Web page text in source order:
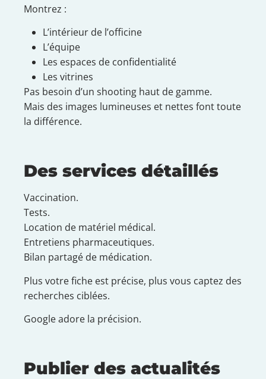
Montrez :
L’intérieur de l’officine
L’équipe
Les espaces de confidentialité
Les vitrines
Pas besoin d’un shooting haut de gamme.
Mais des images lumineuses et nettes font toute
la différence.
Des services détaillés
Vaccination.
Tests.
Location de matériel médical.
Entretiens pharmaceutiques.
Bilan partagé de médication.
Plus votre fiche est précise, plus vous captez des
recherches ciblées.
Google adore la précision.
Publier des actualités